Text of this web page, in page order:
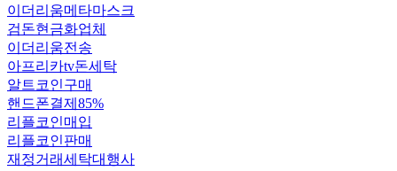
이더리움메타마스크
검돈현금화업체
이더리움전송
아프리카tv돈세탁
알트코인구매
핸드폰결제85%
리플코인매입
리플코인판매
재정거래세탁대행사